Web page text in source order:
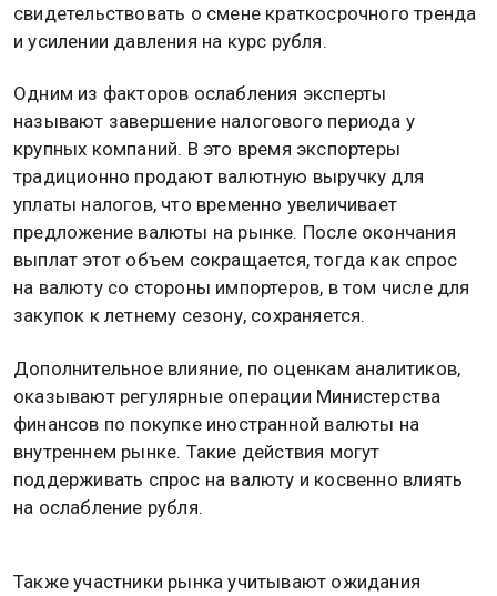
свидетельствовать о смене краткосрочного тренда
и усилении давления на курс рубля.
Одним из факторов ослабления эксперты
называют завершение налогового периода у
крупных компаний. В это время экспортеры
традиционно продают валютную выручку для
уплаты налогов, что временно увеличивает
предложение валюты на рынке. После окончания
выплат этот объем сокращается, тогда как спрос
на валюту со стороны импортеров, в том числе для
закупок к летнему сезону, сохраняется.
Дополнительное влияние, по оценкам аналитиков,
оказывают регулярные операции Министерства
финансов по покупке иностранной валюты на
внутреннем рынке. Такие действия могут
поддерживать спрос на валюту и косвенно влиять
на ослабление рубля.
Также участники рынка учитывают ожидания